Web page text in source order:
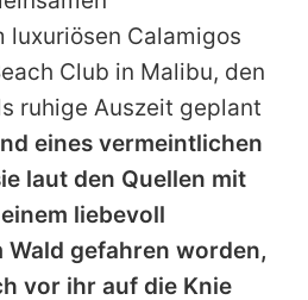
luxuriösen Calamigos
Club in Malibu, den
ruhige Auszeit geplant
eines vermeintlichen
laut den Quellen mit
liebevoll
gefahren worden,
vor ihr auf die Knie